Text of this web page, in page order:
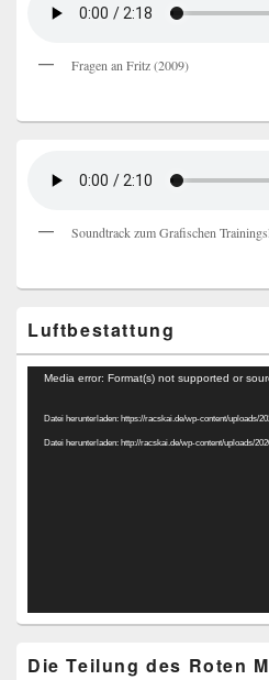
Fragen an Fritz (2009)
Soundtrack zum Grafischen
Luftbestattung
Video-
Media error: Format(s) not supported or
Datei herunterladen: https://racskai.de/wp-content/uploads/
Datei herunterladen: http://racskai.de/wp-content/uploads/
Die Teilung des Roten